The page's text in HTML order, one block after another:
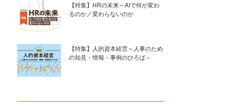
【特集】HRの未来～AIで何が変わ
るのか／変わらないのか
【特集】人的資本経営～人事のため
の知見・情報・事例のひろば～